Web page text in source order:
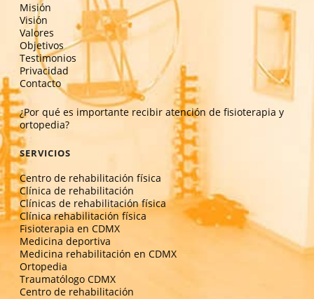
Misión
Visión
Valores
Objetivos
Testimonios
Privacidad
Contacto
¿Por qué es importante recibir atención de fisioterapia y
ortopedia?
SERVICIOS
Centro de rehabilitación física
Clínica de rehabilitación
Clínicas de rehabilitación física
Clínica rehabilitación física
Fisioterapia en CDMX
Medicina deportiva
Medicina rehabilitación en CDMX
Ortopedia
Traumatólogo CDMX
Centro de rehabilitación